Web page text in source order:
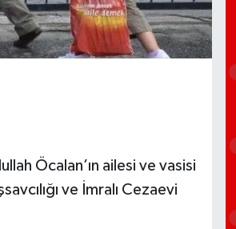
Öcalan’ın ailesi ve vasisi
ve İmralı Cezaevi